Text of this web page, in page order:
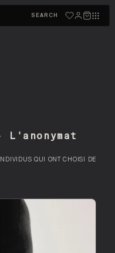
SEARCH
L'anonymat
QUI ONT CHOISI DE